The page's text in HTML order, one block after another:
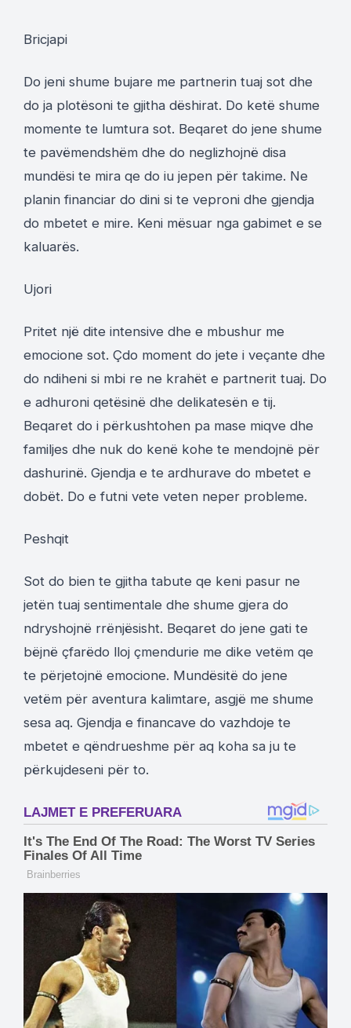
Bricjapi
Do jeni shume bujare me partnerin tuaj sot dhe
do ja plotësoni te gjitha dëshirat. Do ketë shume
momente te lumtura sot. Beqaret do jene shume
te pavëmendshëm dhe do neglizhojnë disa
mundësi te mira qe do iu jepen për takime. Ne
planin financiar do dini si te veproni dhe gjendja
do mbetet e mire. Keni mësuar nga gabimet e se
kaluarës.
Ujori
Pritet një dite intensive dhe e mbushur me
emocione sot. Çdo moment do jete i veçante dhe
do ndiheni si mbi re ne krahët e partnerit tuaj. Do
e adhuroni qetësinë dhe delikatesën e tij.
Beqaret do i përkushtohen pa mase miqve dhe
familjes dhe nuk do kenë kohe te mendojnë për
dashurinë. Gjendja e te ardhurave do mbetet e
dobët. Do e futni vete veten neper probleme.
Peshqit
Sot do bien te gjitha tabute qe keni pasur ne
jetën tuaj sentimentale dhe shume gjera do
ndryshojnë rrënjësisht. Beqaret do jene gati te
bëjnë çfarëdo lloj çmendurie me dike vetëm qe
te përjetojnë emocione. Mundësitë do jene
vetëm për aventura kalimtare, asgjë me shume
sesa aq. Gjendja e financave do vazhdoje te
mbetet e qëndrueshme për aq koha sa ju te
përkujdeseni për to.